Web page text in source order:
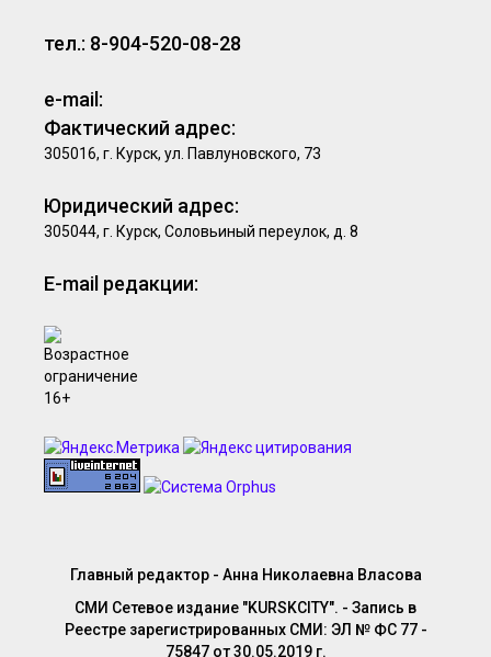
тел.: 8-904-520-08-28
e-mail:
Фактический адрес:
305016, г. Курск, ул. Павлуновского, 73
Юридический адрес:
305044, г. Курск, Соловьиный переулок, д. 8
E-mail редакции:
Главный редактор - Анна Николаевна Власова
СМИ Сетевое издание "KURSKCITY". - Запись в
Реестре зарегистрированных СМИ: ЭЛ № ФС 77 -
75847 от 30.05.2019 г.